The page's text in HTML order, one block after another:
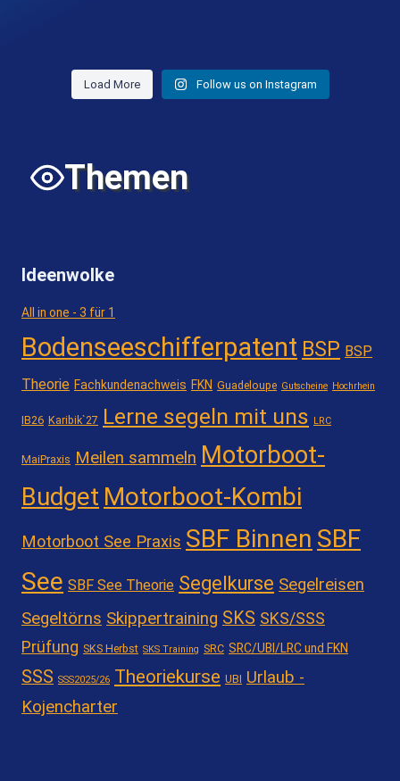
Load More Follow us on Instagram
Themen
Ideenwolke
All in one - 3 für 1
Bodenseeschifferpatent BSP BSP
Theorie Fachkundenachweis FKN Guadeloupe Gutscheine Hochrhein
IB26 Karibik`27 Lerne segeln mit uns LRC
MaiPraxis Meilen sammeln Motorboot-
Budget Motorboot-Kombi
Motorboot See Praxis SBF Binnen SBF
See SBF See Theorie Segelkurse Segelreisen
Segeltörns Skippertraining SKS SKS/SSS
Prüfung SKS Herbst SKS Training SRC SRC/UBI/LRC und FKN
SSS SSS2025/26 Theoriekurse UBI Urlaub -
Kojencharter